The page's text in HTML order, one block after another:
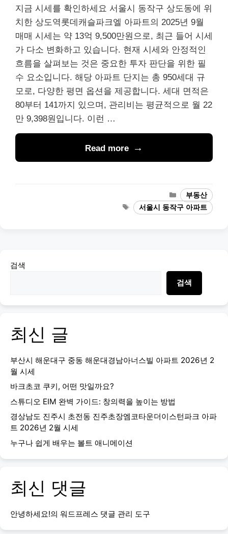
지금 시세를 확인하세요 서울시 동작구 상도동에 위
치한 상도역롯데캐슬파크엘 아파트의 2025년 9월
매매 시세는 약 13억 9,500만원으로, 최근 들어 시세
가 다소 변화하고 있습니다. 현재 시세와 안정적인
흐름을 살펴보는 것은 중요한 투자 판단을 위한 필
수 요소입니다. 해당 아파트 단지는 총 950세대 규
모로, 다양한 평면 옵션을 제공합니다. 세대 면적은
80부터 141까지 있으며, 관리비는 평균적으로 월 22
만 9,398원입니다. 이런 …
Read more
Categories
부동산
Tags
서울시 동작구 아파트
검색
검색
최신 글
부산시 해운대구 중동 해운대경남아너스빌 아파트 2026년 2
월 시세
바크초코 쿠키, 어떤 맛일까요?
스튜디오 EIM 완벽 가이드: 창의력을 높이는 방법
경상남도 진주시 초전동 진주초장엠코타운더이스턴파크 아파
트 2026년 2월 시세
누구나 쉽게 배우는 볼트 애니메이션
최신 댓글
안녕하세요!의 워드프레스 댓글 관리 도구